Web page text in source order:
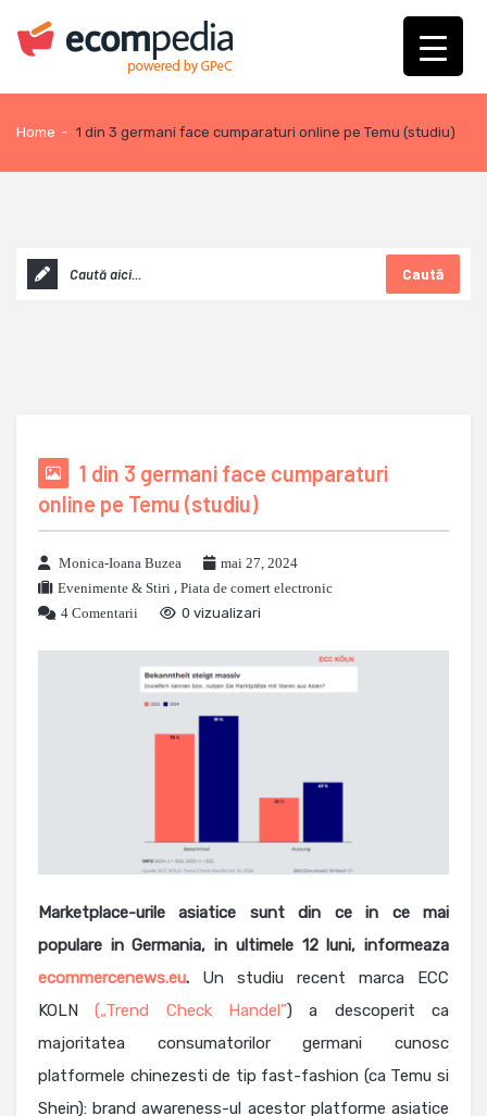
Home - 1 din 3 germani face cumparaturi online pe Temu (studiu)
Caută
1 din 3 germani face cumparaturi
online pe Temu (studiu)
Monica-Ioana Buzea
mai 27, 2024
Evenimente & Stiri , Piata de comert electronic
4 Comentarii
0 vizualizari
Marketplace-urile asiatice sunt din ce in ce mai
populare in Germania, in ultimele 12 luni, informeaza
ecommercenews.eu. Un studiu recent marca ECC
KOLN(„Trend Check Handel”) a descoperit ca
majoritatea consumatorilor germani cunosc
platformele chinezesti de tip fast-fashion (ca Temu si
Shein): brand awareness-ul acestor platforme asiatice